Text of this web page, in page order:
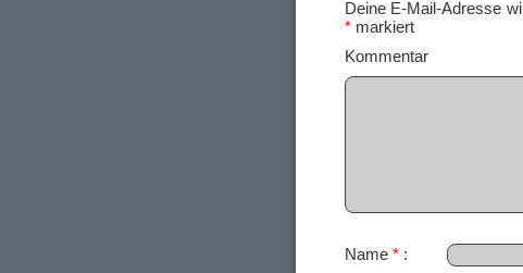
Deine E-Mail-Adresse
* markiert
Name *